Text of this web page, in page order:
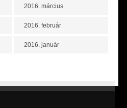
2016. március
2016. február
2016. január